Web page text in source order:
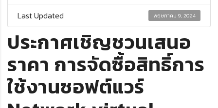
Last Updated พฤษภาคม 9, 2024
ประกาศเชิญชวนเสนอ
ราคา การจัดซื้อสิทธิ์การ
ใช้งานซอฟต์แวร์